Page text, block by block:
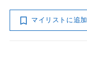
マイリストに追加